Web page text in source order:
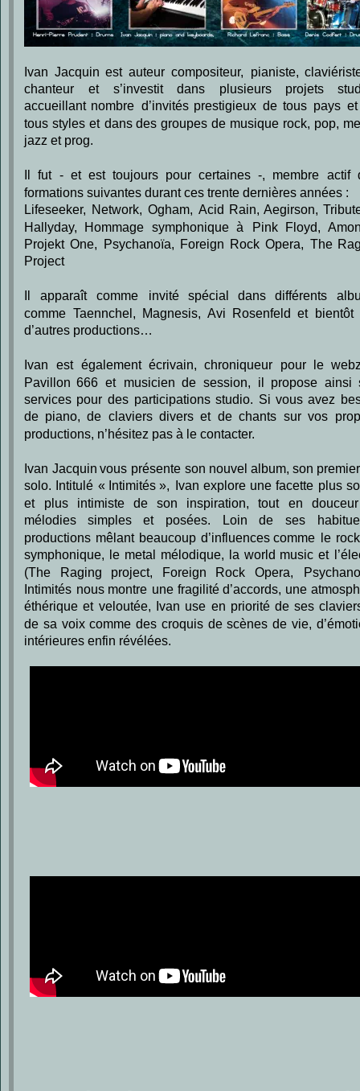
Ivan Jacquin est auteur compositeur, pianiste,
chanteur
et s’investit dans plusieurs projets
accueillant nombre d’invités prestigieux de tous pays et
tous styles et dans des groupes de musique rock, pop,
jazz et prog.
fut - et est toujours pour certaines -, membre actif
formations suivantes durant ces trente dernières années :
Lifeseeker, Network, Ogham, Acid Rain, Aegirson,
Hallyday,
Hommage symphonique à Pink Floyd,
Projekt One, Psychanoïa, Foreign Rock Opera, The
Project
apparaît comme invité spécial dans différents
comme Taennchel, Magnesis, Avi Rosenfeld et
bientôt
d’autres productions…
Ivan est également écrivain, chroniqueur pour le
Pavillon 666 et musicien de session, il propose ainsi
services pour des participations studio. Si vous avez
de piano, de claviers divers et de chants sur vos
productions, n’hésitez pas à le contacter.
Ivan Jacquin vous présente son nouvel album, son premier
solo.
Intitulé « Intimités », Ivan explore une facette plus
et
plus intimiste de son inspiration, tout en
douceur
mélodies
simples et posées. Loin de ses
productions mêlant beaucoup d’influences comme le
symphonique,
le metal mélodique, la world music et
(The
Raging project, Foreign Rock Opera,
Intimités nous montre une fragilité d’accords, une
éthérique et veloutée, Ivan use en priorité de ses
de sa voix comme des croquis de scènes de vie,
intérieures enfin révélées.